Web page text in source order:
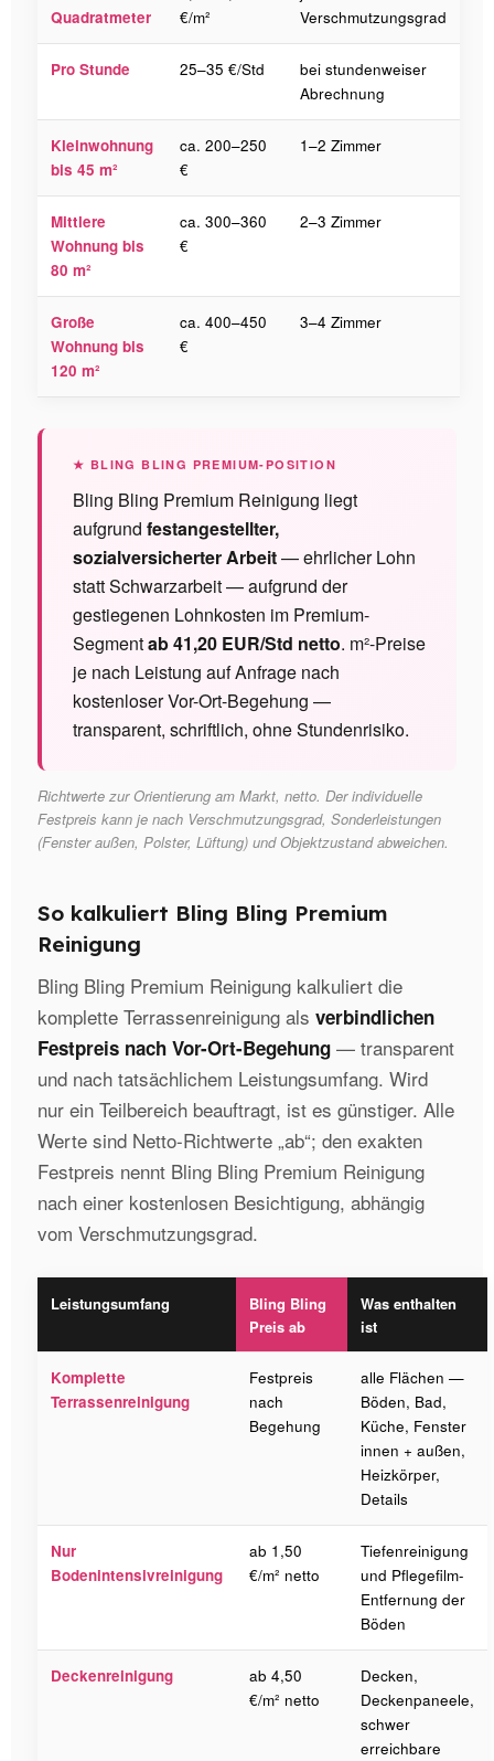
Quadratmeter
€/m²
Verschmutzungsgrad
Pro Stunde 25–35 €/Std
bei stundenweiser
Abrechnung
Kleinwohnung
bis 45 m²
ca. 200–250
€
1–2 Zimmer
Mittlere
Wohnung bis
80 m²
ca. 300–360
€
2–3 Zimmer
Große
Wohnung bis
120 m²
ca. 400–450
€
3–4 Zimmer
★ BLING BLING PREMIUM-POSITION
Bling Bling Premium Reinigung liegt
aufgrund festangestellter,
sozialversicherter Arbeit— ehrlicher Lohn
statt Schwarzarbeit — aufgrund der
gestiegenen Lohnkosten im Premium-
Segmentab 41,20 EUR/Std netto. m²-Preise
je nach Leistung auf Anfrage nach
kostenloser Vor-Ort-Begehung —
transparent, schriftlich, ohne Stundenrisiko.
Richtwerte zur Orientierung am Markt, netto. Der individuelle
Festpreis kann je nach Verschmutzungsgrad, Sonderleistungen
(Fenster außen, Polster, Lüftung) und Objektzustand abweichen.
So kalkuliert Bling Bling Premium
Reinigung
Bling Bling Premium Reinigung kalkuliert die
komplette Terrassenreinigung als verbindlichen
Festpreis nach Vor-Ort-Begehung — transparent
und nach tatsächlichem Leistungsumfang. Wird
nur ein Teilbereich beauftragt, ist es günstiger. Alle
Werte sind Netto-Richtwerte „ab“; den exakten
Festpreis nennt Bling Bling Premium Reinigung
nach einer kostenlosen Besichtigung, abhängig
vom Verschmutzungsgrad.
Leistungsumfang
Bling Bling
Preis ab
Was enthalten
ist
Komplette
Terrassenreinigung
Festpreis
nach
Begehung
alle Flächen —
Böden, Bad,
Küche, Fenster
innen + außen,
Heizkörper,
Details
Nur
Bodenintensivreinigung
ab 1,50
€/m² netto
Tiefenreinigung
und Pflegefilm-
Entfernung der
Böden
Deckenreinigung
ab 4,50
€/m² netto
Decken,
Deckenpaneele,
schwer
erreichbare